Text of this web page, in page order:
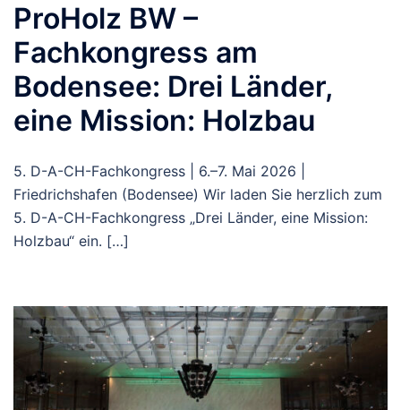
ProHolz BW –
Fachkongress am
Bodensee: Drei Länder,
eine Mission: Holzbau
5. D-A-CH-Fachkongress | 6.–7. Mai 2026 |
Friedrichshafen (Bodensee) Wir laden Sie herzlich zum
5. D-A-CH-Fachkongress „Drei Länder, eine Mission:
Holzbau“ ein. […]